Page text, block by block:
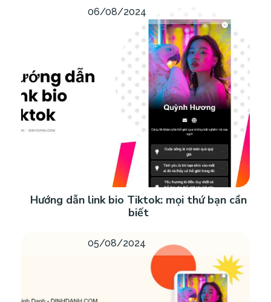
06/08/2024
Hướng dẫn link bio Tiktok: mọi thứ bạn cần
biết
05/08/2024